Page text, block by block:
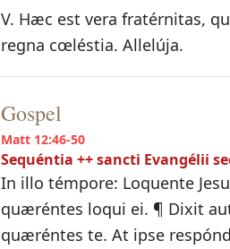
V. Hæc est vera fratérnitas,
regna cœléstia. Allelúja.
Gospel
Matt 12:46-50
Sequéntia ++ sancti Evangélii
In illo témpore: Loquente
quæréntes loqui ei. ¶ Dixit
quæréntes te. At ipse